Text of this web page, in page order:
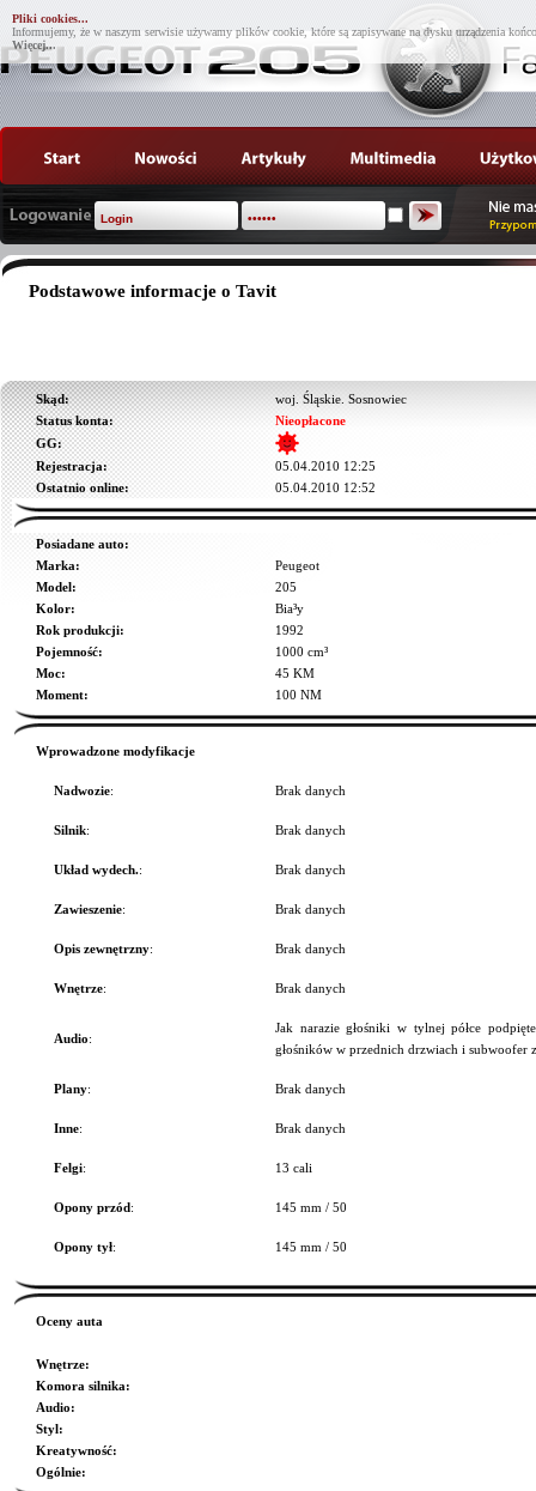
Pliki cookies...
Informujemy, że w naszym serwisie używamy plików cookie, które są zapisywane na dysku urządzenia
Więcej...
Podstawowe informacje o Tavit
Skąd:
woj. Śląskie. Sosnowiec
Status konta:
Nieopłacone
GG:
Rejestracja:
05.04.2010 12:25
Ostatnio online:
05.04.2010 12:52
Posiadane auto:
Marka:
Peugeot
Model:
205
Kolor:
Bia³y
Rok produkcji:
1992
Pojemność:
1000 cm³
Moc:
45 KM
Moment:
100 NM
Wprowadzone modyfikacje
Nadwozie: Brak danych
Silnik: Brak danych
Układ wydech.: Brak danych
Zawieszenie: Brak danych
Opis zewnętrzny: Brak danych
Wnętrze: Brak danych
Audio:
Jak narazie głośniki w tylnej półce
głośników w przednich drzwiach i subwoofer
Plany: Brak danych
Inne: Brak danych
Felgi: 13 cali
Opony przód: 145 mm / 50
Opony tył: 145 mm / 50
Oceny auta
Wnętrze:
Komora silnika:
Audio:
Styl:
Kreatywność:
Ogólnie: